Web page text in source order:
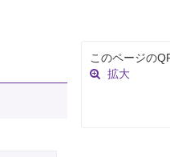
このページの
拡大